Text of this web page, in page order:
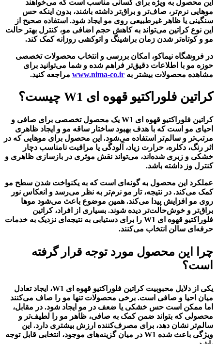
این محصول به ویژه برای کسانی مناسب است که می‌خواهند
موهایی نرم‌تر، صاف‌تر و براق‌تر داشته باشند، بدون اینکه حس
سنگینی یا ظاهر غیرطبیعی روی مو ایجاد شود. استفاده صحیح از
این نوع کراتین می‌تواند به کاهش حجم اضافی مو، کنترل بهتر حالت
مو و کوتاه‌تر شدن زمان براشینگ و اتوکشی روزانه کمک کند.
در فروشگاه نیماکو، امکان بررسی و انتخاب محصولات تخصصی
حوزه مو با اطلاعات دقیق‌تر فراهم شده و شما می‌توانید برای
مشاهده محصولات بیشتر به www.nima-co.ir مراجعه کنید.
کراتین فلوراکتیو قهوه ای W1 چیست؟
کراتین فلوراکتیو قهوه ای W1 یک محصول تخصصی برای صافی و
احیای مو است که با هدف بهبود ساختار ساقه مو و ایجاد ظاهری
مرتب‌تر و سالم‌تر استفاده می‌شود. این محصول برای موهایی که در
اثر رنگ، دکلره، حرارت زیاد، آلودگی یا مراقبت نامناسب دچار
خشکی و زبری شده‌اند، می‌تواند نقش موثری در بازسازی ظاهری و
کنترل وز داشته باشد.
عملکرد این محصول به گونه‌ای است که به یکنواخت شدن سطح مو
کمک می‌کند. در نتیجه، تار مو نرم‌تر به نظر می‌رسد و انعکاس نور
روی مو افزایش پیدا می‌کند. همین موضوع باعث می‌شود موها
براق‌تر و خوش‌حالت‌تر دیده شوند. بسیاری از افراد، کراتین
فلوراکتیو قهوه ای W1 را برای دستیابی به نتیجه‌ای نزدیک به خدمات
حرفه‌ای سالن انتخاب می‌کنند.
چرا این محصول مورد توجه قرار گرفته
است؟
یکی از دلایل محبوبیت کراتین فلوراکتیو قهوه ای W1، ایجاد تعادل
میان احیا و صافی است. برخی محصولات تنها مو را صاف می‌کنند
اما ممکن است حس خشکی یا ضعف در مو ایجاد شود. در مقابل،
محصولی که بتواند ضمن کمک به صافی، ظاهر مو را لطیف‌تر و
سالم‌تر نشان دهد، برای مصرف‌کننده ارزش بیشتری دارد. این
ویژگی باعث شده W1 در میان گزینه‌های موجود، انتخابی قابل توجه